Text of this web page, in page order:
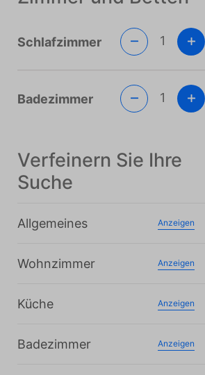
Schlafzimmer 1
Badezimmer 1
Verfeinern Sie Ihre
Suche
Allgemeines Anzeigen
Wohnzimmer Anzeigen
Küche Anzeigen
Badezimmer Anzeigen